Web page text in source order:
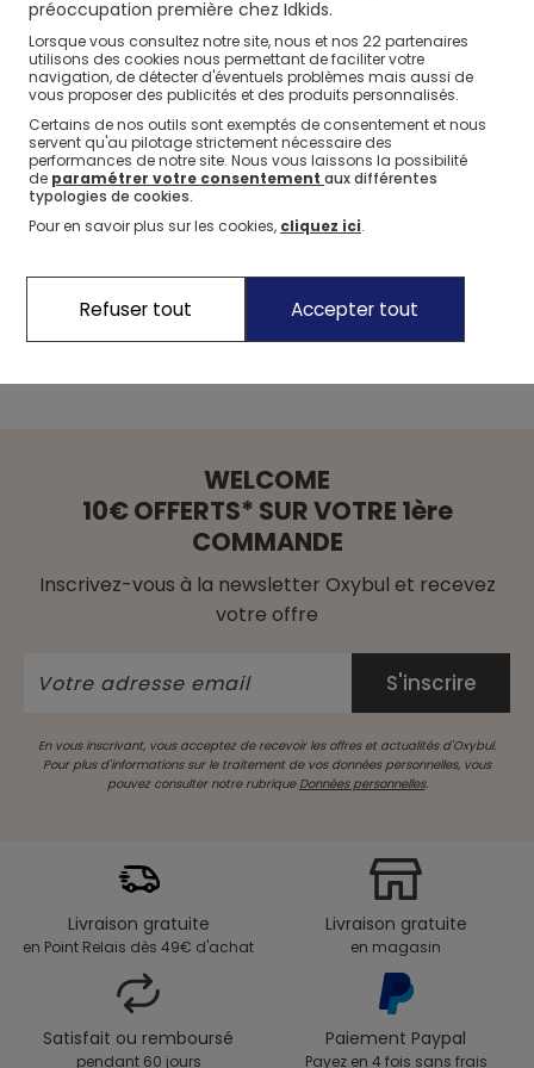
Préparez-lui une assiette variée (féculents, légumes,
viande ou poisson), s’il ne mange pas, retirez son
assiette, proposez lui UN dessert et le repas est terminé !
Autre astuce :changez votre rangement dans la cuisine
pour que l’armoire à gâteaux soit en hauteur, non
accessible par votre enfant. Ne faites pas du dessert ou
des sucreries des récompenses, ils ne doivent pas être
chantage.
Et chez vous, ça se passe comment ?
WELCOME
10€ OFFERTS* SUR VOTRE 1ère
COMMANDE
Inscrivez-vous à la newsletter Oxybul et recevez
votre offre
En vous inscrivant, vous acceptez de recevoir les offres et actualités d'Oxybul.
Pour plus d'informations sur le traitement de vos données personnelles, vous
pouvez consulter notre rubrique Données personnelles.
Livraison gratuite
en Point Relais dès 49€ d'achat
Livraison gratuite
en magasin
Satisfait ou remboursé
pendant 60 jours
Paiement Paypal
Payez en 4 fois sans frais
préoccupation première chez Idkids.
Lorsque vous consultez notre site, nous et nos 22partenaires
utilisons des cookies nous permettant de faciliter votre
navigation, de détecter d'éventuels problèmes mais aussi de
vous proposer des publicités et des produits personnalisés.
Certains de nos outils sont exemptés de consentement et nous
servent qu'au pilotage strictement nécessaire des
performances de notre site. Nous vous laissons la possibilité
de paramétrer votre consentement aux différentes
typologies de cookies.
Pour en savoir plus sur les cookies, cliquez ici.
Refuser tout Accepter tout